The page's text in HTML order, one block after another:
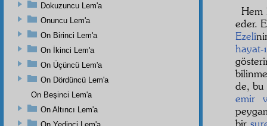
Hem
eder.
Ezelî
hayat-
de, bu
emir
bir
Dokuzuncu Lem'a
Onuncu Lem'a
On Birinci Lem'a
On İkinci Lem'a
On Üçüncü Lem'a
On Dördüncü Lem'a
On Beşinci Lem'a
On Altıncı Lem'a